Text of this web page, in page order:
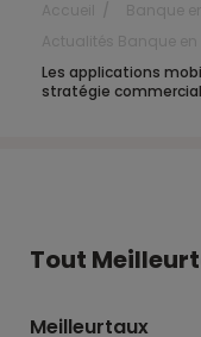
Les applications
stratégie
Tout
Meilleurtaux